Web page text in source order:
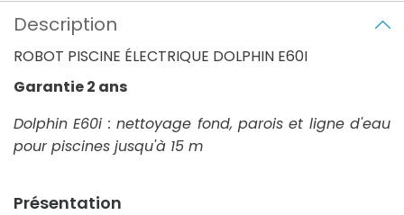
Description
ROBOT PISCINE ÉLECTRIQUE DOLPHIN E60I
Garantie 2 ans
Dolphin E60i : nettoyage fond, parois et ligne d'eau
pour piscines jusqu'à 15 m
Présentation